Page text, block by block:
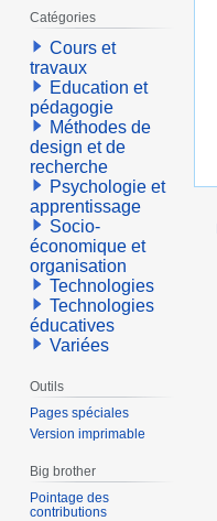
Catégories
Cours et
travaux
Education et
pédagogie
Méthodes de
design et de
recherche
Psychologie et
apprentissage
Socio-
économique et
organisation
Technologies
Technologies
éducatives
Variées
Outils
Pages spéciales
Version imprimable
Big brother
Pointage des
contributions